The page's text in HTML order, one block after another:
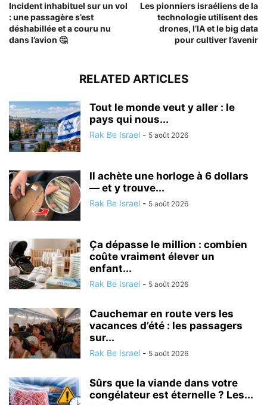
Incident inhabituel sur un vol
: une passagère s’est
déshabillée et a couru nu
dans l’avion 🤔
Les pionniers israéliens de la
technologie utilisent des
drones, l’IA et le big data
pour cultiver l’avenir
RELATED ARTICLES
Tout le monde veut y aller : le
pays qui nous...
Rak Be Israel - 5 août 2026
Il achète une horloge à 6 dollars
— et y trouve...
Rak Be Israel - 5 août 2026
Ça dépasse le million : combien
coûte vraiment élever un
enfant...
Rak Be Israel - 5 août 2026
Cauchemar en route vers les
vacances d’été : les passagers
sur...
Rak Be Israel - 5 août 2026
Sûrs que la viande dans votre
congélateur est éternelle ? Les...